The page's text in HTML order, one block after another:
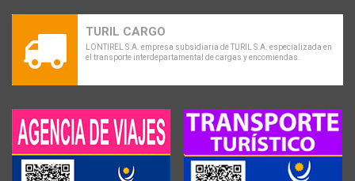
TURIL CARGO
LONTIREL S.A. empresa subsidiaria de TURIL S.A. especializada en
el transporte interdepartamental de cargas y encomiendas.